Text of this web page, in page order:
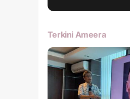
Terkini Ameera